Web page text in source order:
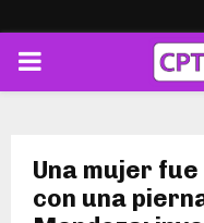
PRIMARY
Una mujer
con una